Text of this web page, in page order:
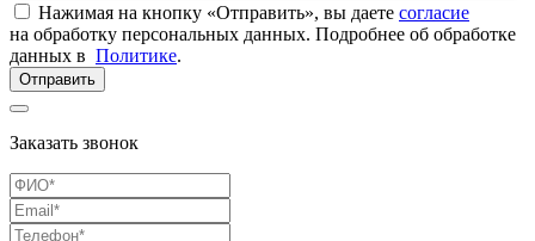
Нажимая на кнопку «Отправить», вы даете согласие
на обработку персональных данных. Подробнее об обработке
данных в Политике.
Отправить
Заказать звонок